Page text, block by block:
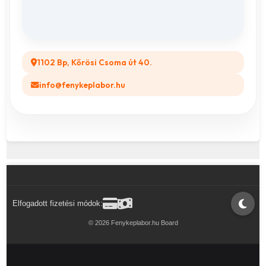
1102 Bp, Kőrösi Csoma út 40.
info@fenykeplabor.hu
Elfogadott fizetési módok:
© 2026 Fenykeplabor.hu Board